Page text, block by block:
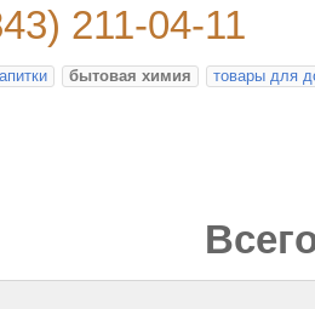
211-04-11
бытовая химия товары для